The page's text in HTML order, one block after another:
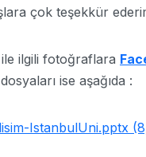
çok teşekkür
ilgili fotoğraflara
ise aşağıda :
IstanbulUni.pptx